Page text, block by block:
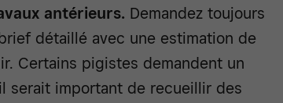
antérieurs. Demandez toujours
détaillé avec une estimation de
Certains pigistes demandent un
serait important de recueillir des